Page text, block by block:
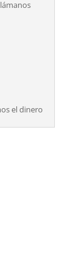
el dinero